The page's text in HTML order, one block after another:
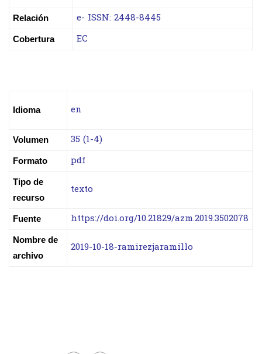
Relación e- ISSN: 2448-8445
Cobertura EC
Idioma en
Volumen 35 (1-4)
Formato pdf
Tipo de
recurso
texto
Fuente https://doi.org/10.21829/azm.2019.3502078
Nombre de
archivo
2019-10-18-ramirezjaramillo